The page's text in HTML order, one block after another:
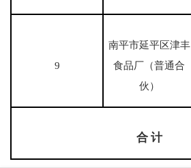
9
南平市延平区津丰
食品厂（普通合
伙）
合 计